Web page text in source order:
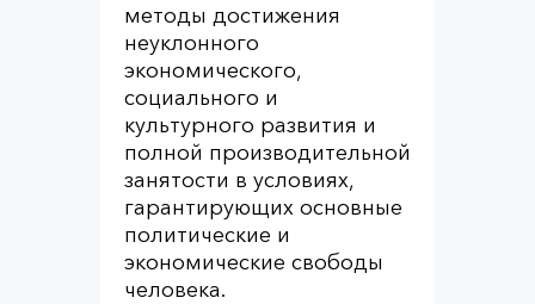
методы достижения
неуклонного
экономического,
социального и
культурного развития и
полной производительной
занятости в условиях,
гарантирующих основные
политические и
экономические свободы
человека.